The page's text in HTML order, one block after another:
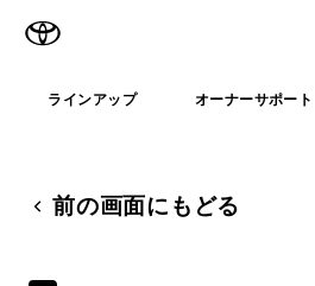
ラインアップ オーナーサポート
前の画面にもどる